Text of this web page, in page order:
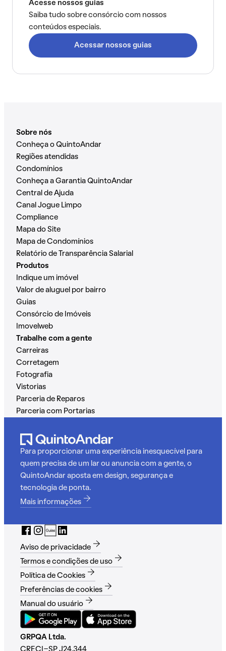
Acesse nossos guias
Saiba tudo sobre consórcio com nossos
conteúdos especiais.
Acessar nossos guias
Sobre nós
Conheça o QuintoAndar
Regiões atendidas
Condomínios
Conheça a Garantia QuintoAndar
Central de Ajuda
Canal Jogue Limpo
Compliance
Mapa do Site
Mapa de Condomínios
Relatório de Transparência Salarial
Produtos
Indique um imóvel
Valor de aluguel por bairro
Guias
Consórcio de Imóveis
Imovelweb
Trabalhe com a gente
Carreiras
Corretagem
Fotografia
Vistorias
Parceria de Reparos
Parceria com Portarias
Para proporcionar uma experiência inesquecível para
quem precisa de um lar ou anuncia com a gente, o
QuintoAndar aposta em design, segurança e
tecnologia de ponta.
Mais informações
Aviso de privacidade
Termos e condições de uso
Política de Cookies
Preferências de cookies
Manual do usuário
GRPQA Ltda.